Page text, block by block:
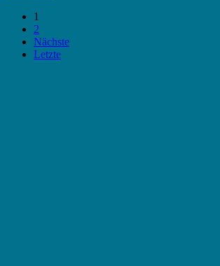
1
2
Nächste
Letzte